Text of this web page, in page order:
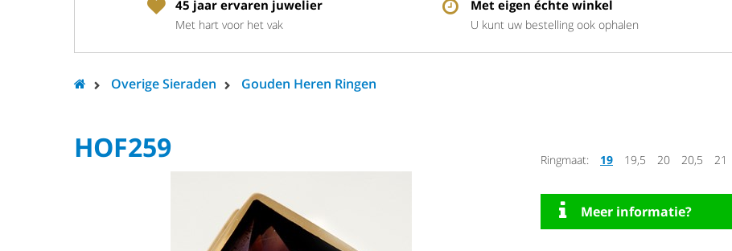
45 jaar ervaren juwelier
Met hart voor het vak
Met eigen échte winkel
U kunt uw bestelling ook ophalen
Overige Sieraden Gouden Heren Ringen
HOF259 Ringmaat: 19 19,5 20 20,5 21
Meer informatie?